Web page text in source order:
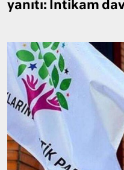
yanıtı: İntikam